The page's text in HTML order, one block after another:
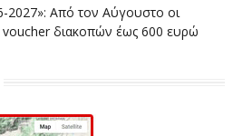
2027»: Από τον Αύγουστο οι
voucher διακοπών έως 600 ευρώ